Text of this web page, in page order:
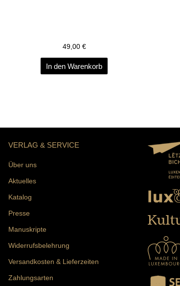
49,00 €
In den Warenkorb
VERLAG & SERVICE
Über uns
Aktuelles
Katalog
Presse
Manuskripte
Widerrufsbelehrung
Versandkosten & Lieferzeiten
Zahlungsarten